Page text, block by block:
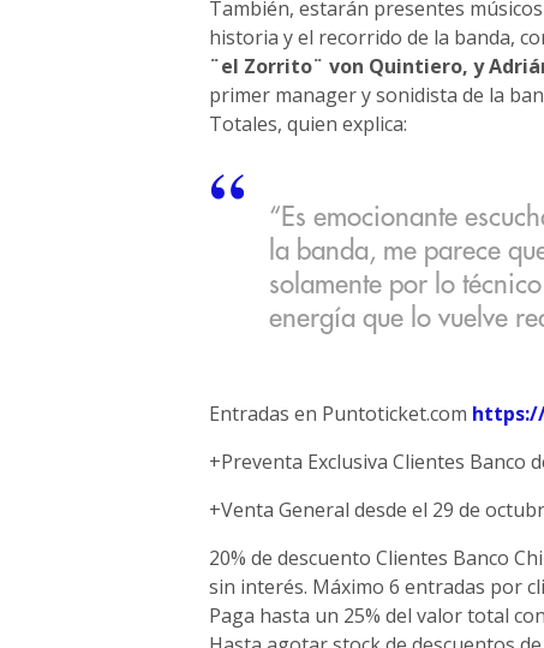
También, estarán presentes
historia y el recorrido de la banda,
¨el Zorrito¨ von Quintiero, y
primer manager y sonidista de la
Totales, quien explica:
“Es emocionante
la banda, me parece
solamente por lo
energía que lo vuelve
Entradas en Puntoticket.com
+Preventa Exclusiva Clientes Banco
+Venta General desde el 29 de
20% de descuento Clientes Banco
sin interés. Máximo 6 entradas por
Paga hasta un 25% del valor total